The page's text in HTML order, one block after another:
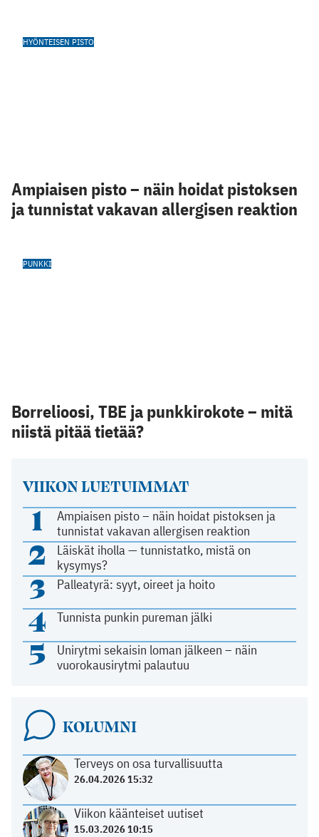
VIIKON LUETUIMMAT
1
Ampiaisen pisto – näin hoidat pistoksen ja
tunnistat vakavan allergisen reaktion
2
Läiskät iholla — tunnistatko, mistä on
kysymys?
3 Palleatyrä: syyt, oireet ja hoito
4 Tunnista punkin pureman jälki
5
Unirytmi sekaisin loman jälkeen – näin
vuorokausirytmi palautuu
KOLUMNI
Terveys on osa turvallisuutta
26.04.2026 15:32
Viikon käänteiset uutiset
15.03.2026 10:15
HYÖNTEISEN PISTO
Ampiaisen pisto – näin hoidat pistoksen
ja tunnistat vakavan allergisen reaktion
PUNKKI
Borrelioosi, TBE ja punkkirokote – mitä
niistä pitää tietää?